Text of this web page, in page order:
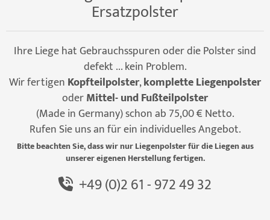
Ersatzpolster
Ihre Liege hat Gebrauchsspuren oder die Polster sind
defekt ... kein Problem.
Wir fertigen Kopfteilpolster,komplette Liegenpolster
oderMittel- und Fußteilpolster
(Made in Germany) schon ab 75,00 € Netto.
Rufen Sie uns an für ein individuelles Angebot.
Bitte beachten Sie, dass wir nur Liegenpolster für die Liegen aus
unserer eigenen Herstellung fertigen.
+49 (0)2 61 - 972 49 32